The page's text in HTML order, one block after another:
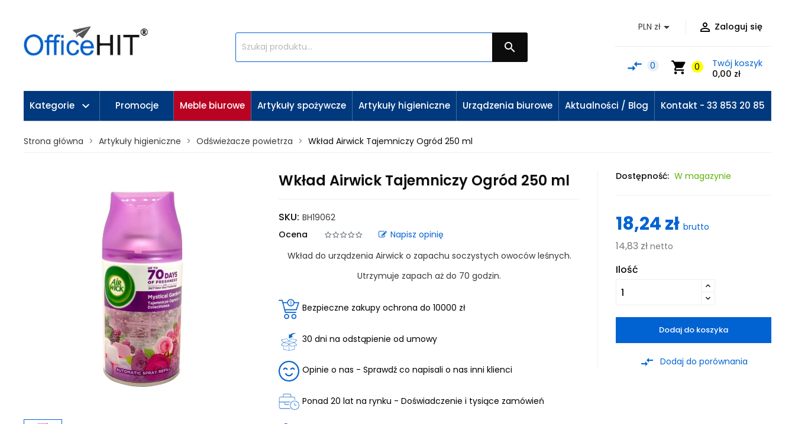

 Zaloguj się
PLN zł
shopping_cart 0
Twój koszyk
0,00 zł
compare_arrows 0
Kategorie keyboard_arrow_down Promocje Meble biurowe Artykuły spożywcze Artykuły higieniczne Urządzenia biurowe Aktualności / Blog Kontakt - 33 853 20 85
Strona główna Artykuły higieniczne Odświeżacze powietrza Wkład Airwick Tajemniczy Ogród 250 ml
Wkład Airwick Tajemniczy Ogród 250 ml
SKU: BH19062
Ocena
Napisz opinię
Wkład do urządzenia Airwick o zapachu soczystych owoców leśnych.
Utrzymuje zapach aż do 70 godzin.
Bezpieczne zakupy ochrona do 10000 zł
30 dni na odstąpienie od umowy
Opinie o nas - Sprawdź co napisali o nas inni klienci
Ponad 20 lat na rynku - Doświadczenie i tysiące zamówień
Dostępność: W magazynie
18,24 zł brutto
14,83 zł netto
Ilość
Dodaj do koszyka
compare_arrows Dodaj do porównania